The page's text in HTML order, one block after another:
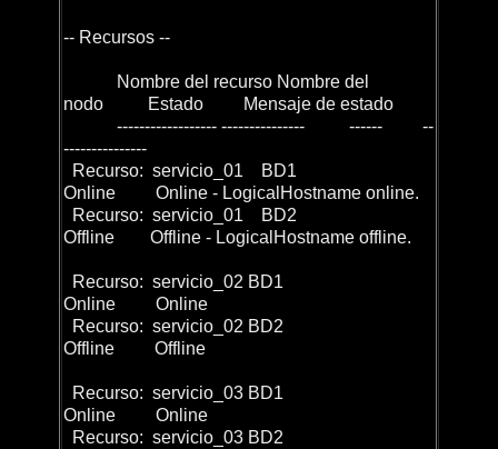
-- Recursos --
Nombre del recurso Nombre del
nodo Estado Mensaje de estado
------------------ --------------- ------ --
---------------
Recurso: servicio_01 BD1
Online Online - LogicalHostname online.
Recurso: servicio_01 BD2
Offline Offline - LogicalHostname offline.
Recurso: servicio_02 BD1
Online Online
Recurso: servicio_02 BD2
Offline Offline
Recurso: servicio_03 BD1
Online Online
Recurso: servicio_03 BD2